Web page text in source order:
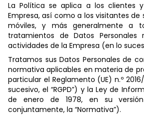
La Política se aplica a los clientes
Empresa, así como a los visitantes
móviles, y más generalmente a
tratamientos de Datos
actividades de la Empresa (en lo
Tratamos sus Datos Personales de
normativa aplicables en materia de
particular el Reglamento (UE) n.º
sucesivo, el “RGPD”) y la Ley de
de enero de 1978, en su
conjuntamente, la “Normativa”).